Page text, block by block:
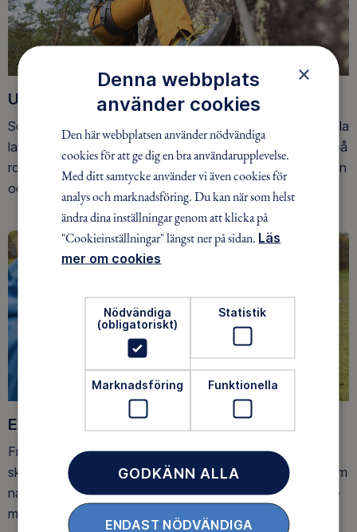
Upptäck nya äventyr
Som medlem har du tillgång till alla våra äventyr, över hela
landet. Våra ideella ledare guidar barn, unga och vuxna på
roliga och trygga äventyr i skogen, på vattnet, snön, isen
och på fjället.
Ett friluftsliv för alla
Friluftsfrämjandet arbetar för att så många som möjligt
ska upptäcka den rörelseglädje och de hälsoeffekter som
naturen ger. Som medlem bidrar du också till vårt arbete
med att skydda allemansrätten.
×
Denna webbplats
använder cookies
Den här webbplatsen använder nödvändiga
cookies för att ge dig en bra användarupplevelse.
Med ditt samtycke använder vi även cookies för
analys och marknadsföring. Du kan när som helst
ändra dina inställningar genom att klicka på
"Cookieinställningar" längst ner på sidan. Läs
mer om cookies
Nödvändiga
(obligatoriskt)
Statistik
Marknadsföring Funktionella
GODKÄNN ALLA
ENDAST NÖDVÄNDIGA